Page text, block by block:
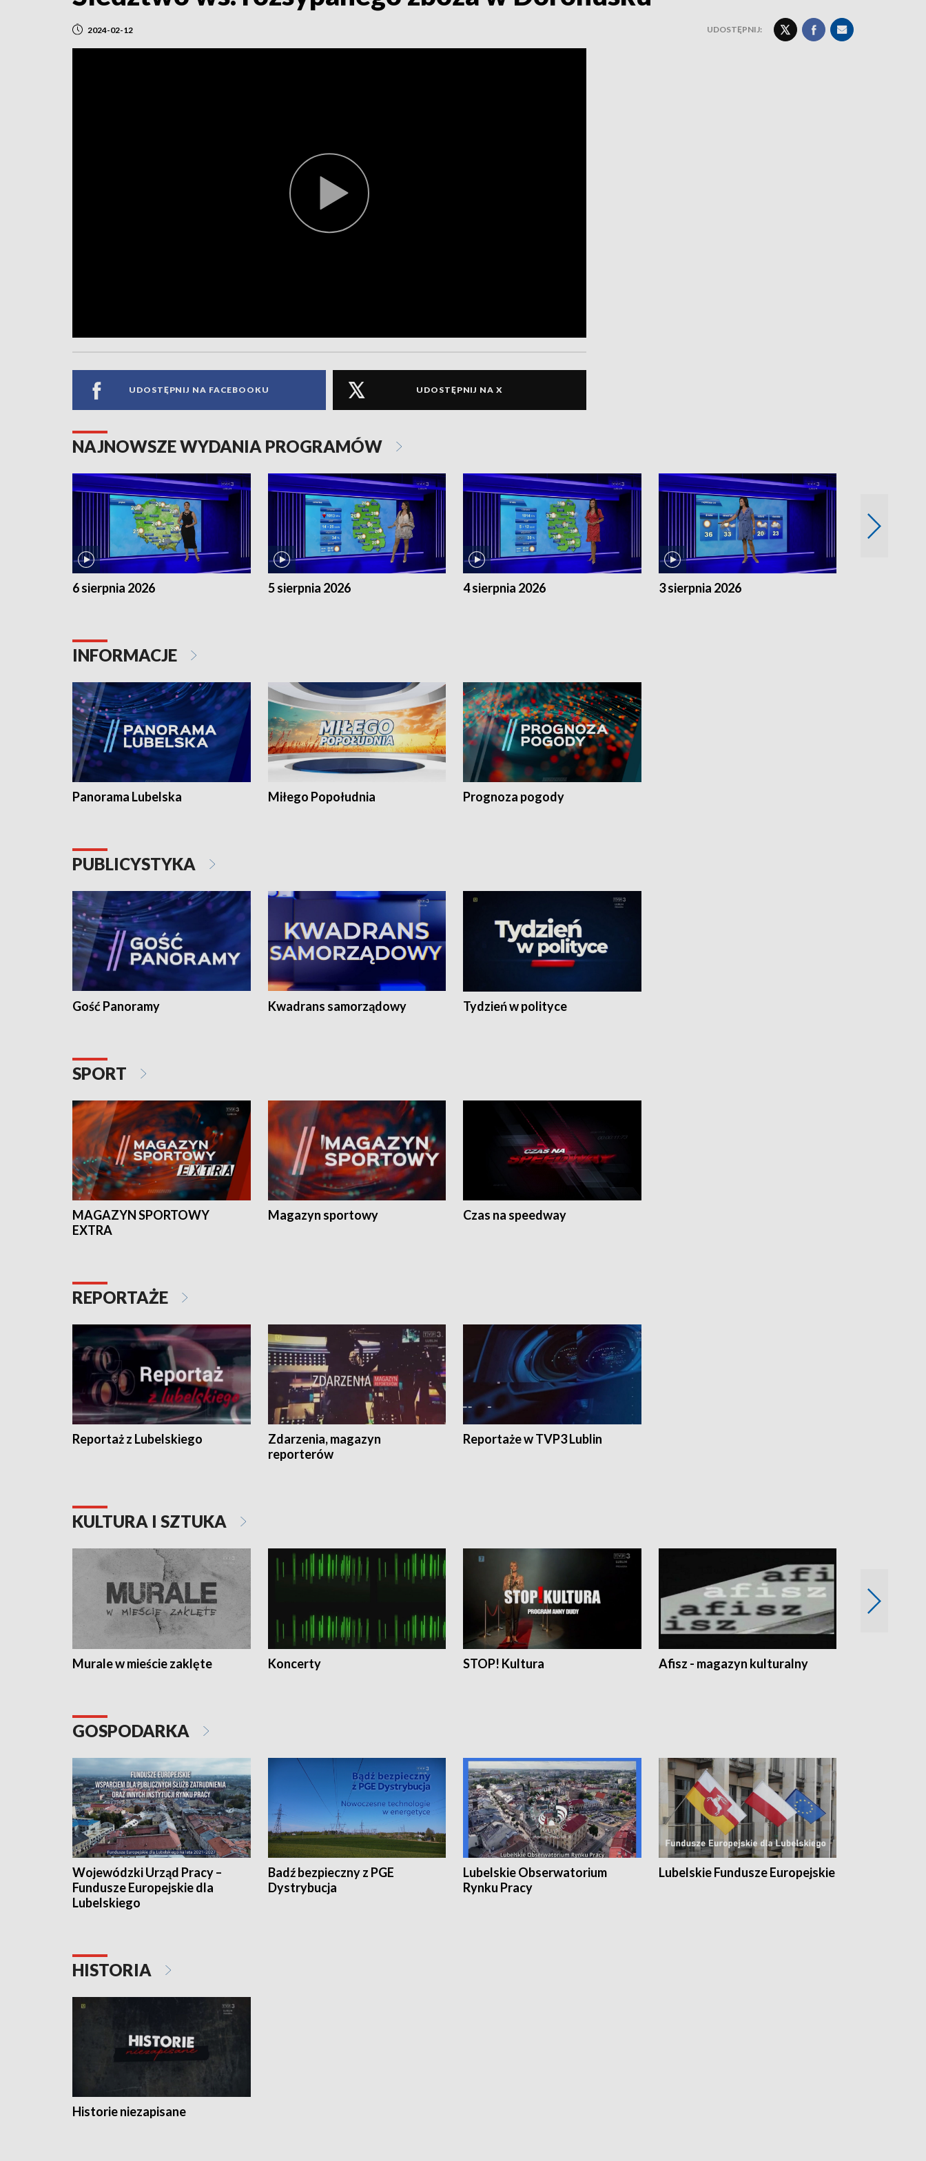
2024-02-12 UDOSTĘPNIJ:
UDOSTĘPNIJ NA FACEBOOKU UDOSTĘPNIJ NA X
NAJNOWSZE WYDANIA PROGRAMÓW
6 sierpnia 2026 5 sierpnia 2026 4 sierpnia 2026 3 sierpnia 2026
INFORMACJE
Panorama Lubelska Miłego Popołudnia Prognoza pogody
PUBLICYSTYKA
Gość Panoramy Kwadrans samorządowy Tydzień w polityce
SPORT
MAGAZYN SPORTOWY
EXTRA
Magazyn sportowy Czas na speedway
REPORTAŻE
Reportaż z Lubelskiego
Zdarzenia, magazyn
reporterów
Reportaże w TVP3 Lublin
KULTURA I SZTUKA
Murale w mieście zaklęte Koncerty STOP! Kultura Afisz - magazyn kulturalny
GOSPODARKA
Wojewódzki Urząd Pracy –
Fundusze Europejskie dla
Lubelskiego
Badź bezpieczny z PGE
Dystrybucja
Lubelskie Obserwatorium
Rynku Pracy
Lubelskie Fundusze Europejskie
HISTORIA
Historie niezapisane